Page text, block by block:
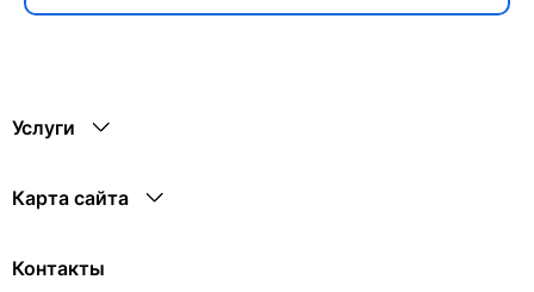
Услуги
Карта сайта
Контакты